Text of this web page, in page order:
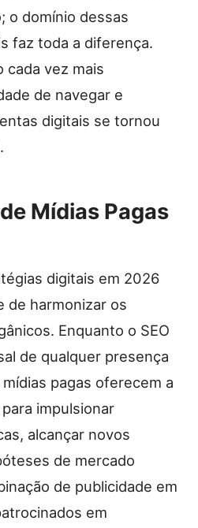
o domínio dessas
faz toda a diferença.
cada vez mais
de navegar e
digitais se tornou
Mídias Pagas
digitais em 2026
de harmonizar os
Enquanto o SEO
de qualquer presença
pagas oferecem a
impulsionar
alcançar novos
de mercado
de publicidade em
em